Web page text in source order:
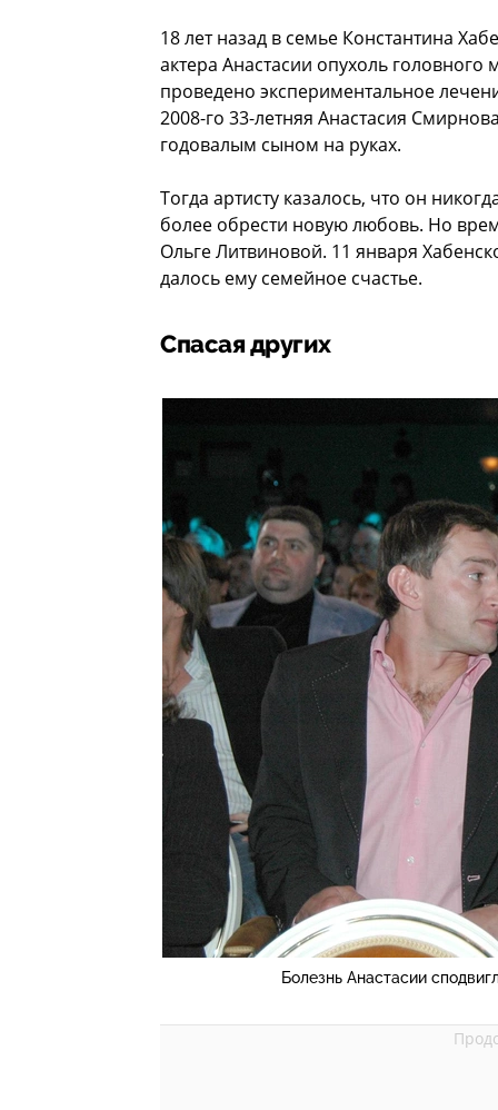
18 лет назад в семье Константина
актера Анастасии опухоль
проведено экспериментальное
2008-го 33-летняя Анастасия
годовалым сыном на руках.
Тогда артисту казалось, что он
более обрести новую любовь. Но
Ольге Литвиновой. 11 января
далось ему семейное счастье.
Спасая других
Болезнь Анастасии